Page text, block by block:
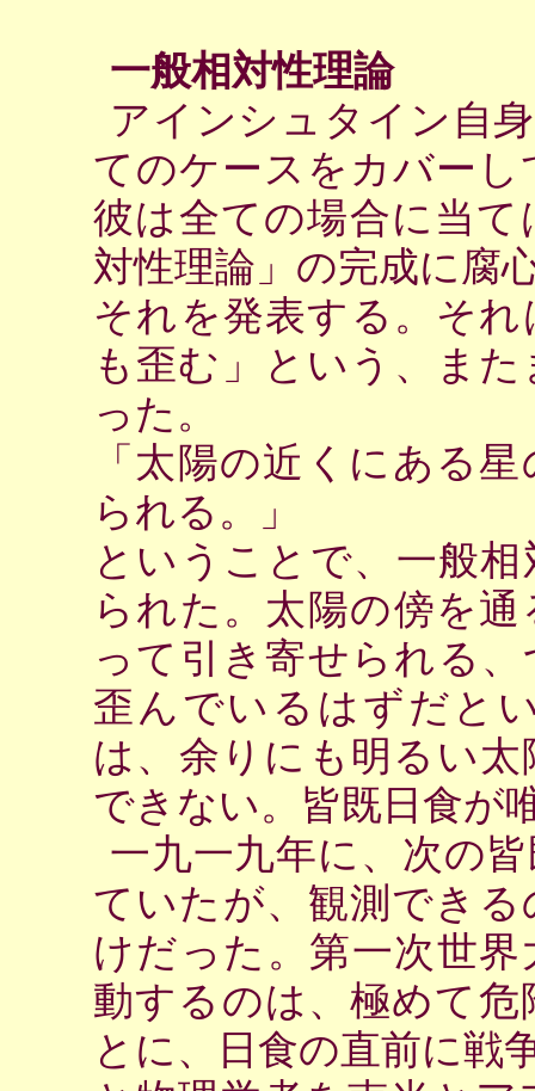
一般相対性理論
アインシュタイン自
てのケースをカバー
彼は全ての場合に当
対性理論」の完成に腐
それを発表する。そ
も歪む」という、ま
った。
「太陽の近くにある
られる。」
ということで、一般
られた。太陽の傍を
って引き寄せられる
歪んでいるはずだと
は、余りにも明るい
できない。皆既日食が
一九一九年に、次の
ていたが、観測でき
けだった。第一次世
動するのは、極めて
とに、日食の直前に戦